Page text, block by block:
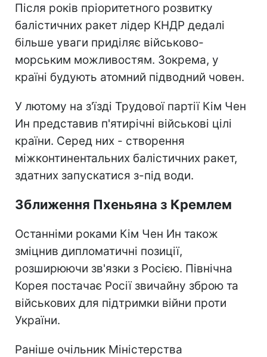
Після років пріоритетного розвитку
балістичних ракет лідер КНДР дедалі
більше уваги приділяє військово-
морським можливостям. Зокрема, у
країні будують атомний підводний човен.
У лютому на з'їзді Трудової партії Кім Чен
Ин представив п'ятирічні військові цілі
країни. Серед них - створення
міжконтинентальних балістичних ракет,
здатних запускатися з-під води.
Зближення Пхеньяна з Кремлем
Останніми роками Кім Чен Ин також
зміцнив дипломатичні позиції,
розширюючи зв'язки з Росією. Північна
Корея постачає Росії звичайну зброю та
військових для підтримки війни проти
України.
Раніше очільник Міністерства